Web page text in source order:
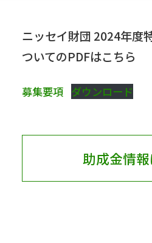
ニッセイ財団 2024年度
ついてのPDFはこちら
募集要項 ダウンロード
助成金情